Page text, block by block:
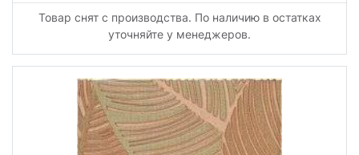
Товар снят с производства. По наличию в остатках
уточняйте у менеджеров.